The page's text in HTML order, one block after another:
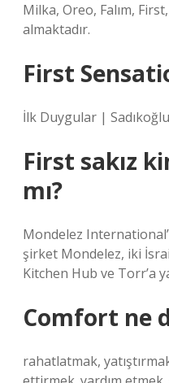
Milka, Oreo, Falım,
almaktadır.
First
İlk Duygular |
First sakız
mı?
Mondelez
şirket Mondelez, iki
Kitchen Hub ve Torr’a
Comfort ne
rahatlatmak,